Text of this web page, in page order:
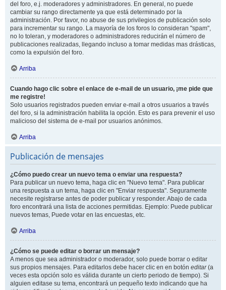
del foro, e.j. moderadores y administradores. En general, no puede
cambiar su rango directamente ya que está determinado por la
administración. Por favor, no abuse de sus privilegios de publicación solo
para incrementar su rango. La mayoría de los foros lo consideran "spam",
no lo toleran, y moderadores o administradores reducirán el número de
publicaciones realizadas, llegando incluso a tomar medidas mas drásticas,
como la expulsión del foro.
Arriba
Cuando hago clic sobre el enlace de e-mail de un usuario, ¡me pide que
me registre!
Solo usuarios registrados pueden enviar e-mail a otros usuarios a través
del foro, si la administración habilita la opción. Esto es para prevenir el uso
malicioso del sistema de e-mail por usuarios anónimos.
Arriba
Publicación de mensajes
¿Cómo puedo crear un nuevo tema o enviar una respuesta?
Para publicar un nuevo tema, haga clic en "Nuevo tema". Para publicar
una respuesta a un tema, haga clic en "Enviar respuesta". Seguramente
necesite registrarse antes de poder publicar y responder. Abajo de cada
foro encontrará una lista de acciones permitidas. Ejemplo: Puede publicar
nuevos temas, Puede votar en las encuestas, etc.
Arriba
¿Cómo se puede editar o borrar un mensaje?
A menos que sea administrador o moderador, solo puede borrar o editar
sus propios mensajes. Para editarlos debe hacer clic en en botón editar(a
veces esta opción solo es válida durante un cierto periodo de tiempo). Si
alguien editase su tema, encontrará un pequeño texto indicando que ha